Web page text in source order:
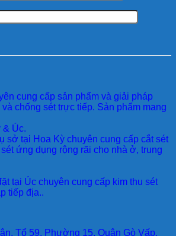
cung cấp sản phẩm và giải pháp
chống sét trực tiếp. Sản phẩm mang
& Úc.
sở tại Hoa Kỳ chuyên cung cấp cắt sét
sét ứng dụng rộng rãi cho nhà ở, trung
tại Úc chuyên cung cấp kim thu sét
tiếp địa..
Tổ 59, Phường 15, Quận Gò Vấp,